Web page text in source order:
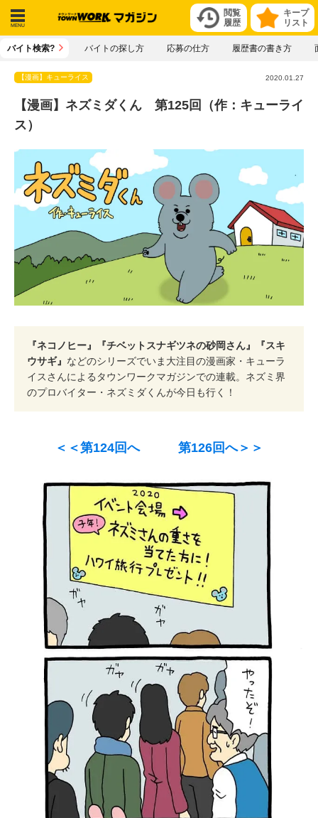
キープ
リスト
閲覧
履歴
メニ
バイト検索? バイトの探し方 応募の仕方 履歴書の書き方
【漫画】キューライス 2020.01.27
【漫画】ネズミダくん 第125回（作：キューライ
ス）
『ネコノヒー』『チベットスナギツネの砂岡さん』『スキ
ウサギ』 などのシリーズでいま大注目の漫画家・キューラ
イスさんによるタウンワークマガジンでの連載。ネズミ界
のプロバイター・ネズミダくんが今日も行く！
＜＜第124回へ 第126回へ＞＞